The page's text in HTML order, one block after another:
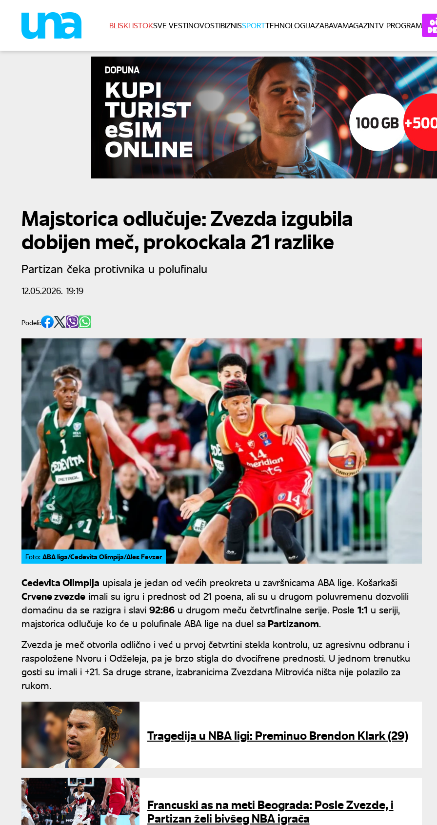
BLISKI ISTOKSVE VESTINOVOSTIBIZNISSPORTTEHNOLOGIJAZABAVAMAGAZINTV PROGRAM
Majstorica odlučuje: Zvezda izgubila
dobijen meč, prokockala 21 razlike
Partizan čeka protivnika u polufinalu
12.05.2026. 19:19
Podeli:
Foto: ABA liga/Cedevita Olimpija/Ales Fevzer
Cedevita Olimpija upisala je jedan od većih preokreta u završnicama ABA lige. Košarkaši
Crvene zvezde imali su igru i prednost od 21 poena, ali su u drugom poluvremenu dozvolili
domaćinu da se razigra i slavi 92:86 u drugom meču četvrtfinalne serije. Posle 1:1 u seriji,
majstorica odlučuje ko će u polufinale ABA lige na duel sa Partizanom.
Zvezda je meč otvorila odlično i već u prvoj četvrtini stekla kontrolu, uz agresivnu odbranu i
raspoložene Nvoru i Odželeja, pa je brzo stigla do dvocifrene prednosti. U jednom trenutku
gosti su imali i +21. Sa druge strane, izabranicima Zvezdana Mitrovića ništa nije polazilo za
rukom.
Tragedija u NBA ligi: Preminuo Brendon Klark (29)
Francuski as na meti Beograda: Posle Zvezde, i
Partizan želi bivšeg NBA igrača